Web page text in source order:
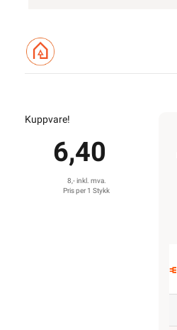
Kuppvare!
6,40
8,- inkl. mva.
Pris per 1 Stykk